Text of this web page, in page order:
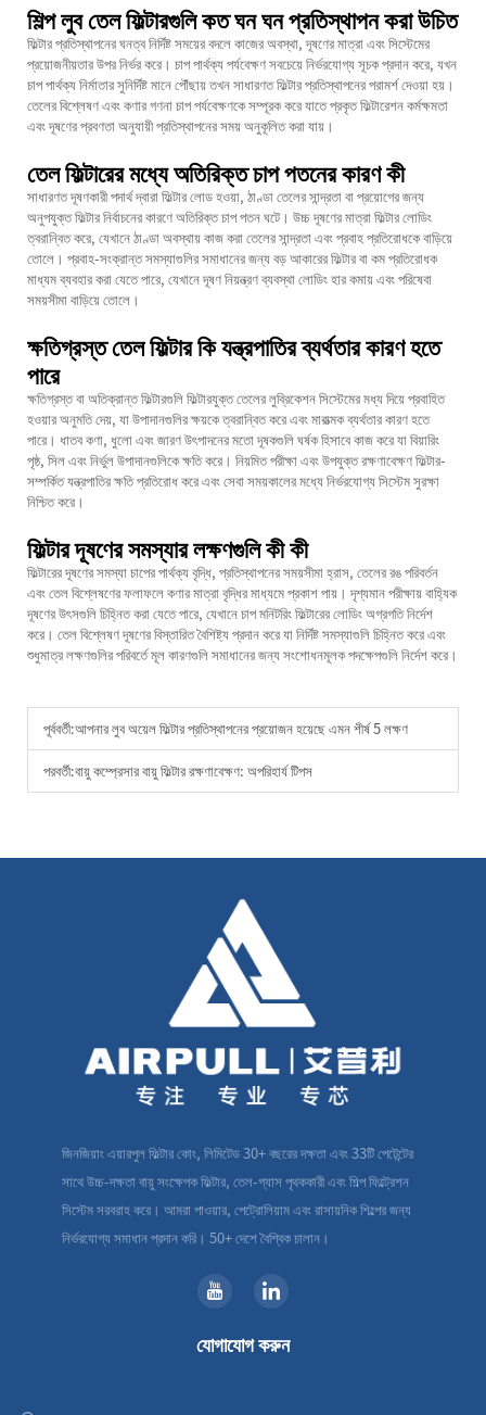
শিল্প লুব তেল ফিল্টারগুলি কত ঘন ঘন প্রতিস্থাপন করা উচিত
ফিল্টার প্রতিস্থাপনের ঘনত্ব নির্দিষ্ট সময়ের বদলে কাজের অবস্থা, দূষণের মাত্রা এবং সিস্টেমের
প্রয়োজনীয়তার উপর নির্ভর করে। চাপ পার্থক্য পর্যবেক্ষণ সবচেয়ে নির্ভরযোগ্য সূচক প্রদান করে, যখন
চাপ পার্থক্য নির্মাতার সুনির্দিষ্ট মানে পৌঁছায় তখন সাধারণত ফিল্টার প্রতিস্থাপনের পরামর্শ দেওয়া হয়।
তেলের বিশ্লেষণ এবং কণার গণনা চাপ পর্যবেক্ষণকে সম্পূরক করে যাতে প্রকৃত ফিল্টারেশন কর্মক্ষমতা
এবং দূষণের প্রবণতা অনুযায়ী প্রতিস্থাপনের সময় অনুকূলিত করা যায়।
তেল ফিল্টারের মধ্যে অতিরিক্ত চাপ পতনের কারণ কী
সাধারণত দূষণকারী পদার্থ দ্বারা ফিল্টার লোড হওয়া, ঠাণ্ডা তেলের সান্দ্রতা বা প্রয়োগের জন্য
অনুপযুক্ত ফিল্টার নির্বাচনের কারণে অতিরিক্ত চাপ পতন ঘটে। উচ্চ দূষণের মাত্রা ফিল্টার লোডিং
ত্বরান্বিত করে, যেখানে ঠাণ্ডা অবস্থায় কাজ করা তেলের সান্দ্রতা এবং প্রবাহ প্রতিরোধকে বাড়িয়ে
তোলে। প্রবাহ-সংক্রান্ত সমস্যাগুলির সমাধানের জন্য বড় আকারের ফিল্টার বা কম প্রতিরোধক
মাধ্যম ব্যবহার করা যেতে পারে, যেখানে দূষণ নিয়ন্ত্রণ ব্যবস্থা লোডিং হার কমায় এবং পরিষেবা
সময়সীমা বাড়িয়ে তোলে।
ক্ষতিগ্রস্ত তেল ফিল্টার কি যন্ত্রপাতির ব্যর্থতার কারণ হতে
পারে
ক্ষতিগ্রস্ত বা অতিক্রান্ত ফিল্টারগুলি ফিল্টারযুক্ত তেলের লুব্রিকেশন সিস্টেমের মধ্য দিয়ে প্রবাহিত
হওয়ার অনুমতি দেয়, যা উপাদানগুলির ক্ষয়কে ত্বরান্বিত করে এবং মারাত্মক ব্যর্থতার কারণ হতে
পারে। ধাতব কণা, ধুলো এবং জারণ উৎপাদনের মতো দূষকগুলি ঘর্ষক হিসাবে কাজ করে যা বিয়ারিং
পৃষ্ঠ, সিল এবং নির্ভুল উপাদানগুলিকে ক্ষতি করে। নিয়মিত পরীক্ষা এবং উপযুক্ত রক্ষণাবেক্ষণ ফিল্টার-
সম্পর্কিত যন্ত্রপাতির ক্ষতি প্রতিরোধ করে এবং সেবা সময়কালের মধ্যে নির্ভরযোগ্য সিস্টেম সুরক্ষা
নিশ্চিত করে।
ফিল্টার দূষণের সমস্যার লক্ষণগুলি কী কী
ফিল্টারের দূষণের সমস্যা চাপের পার্থক্য বৃদ্ধি, প্রতিস্থাপনের সময়সীমা হ্রাস, তেলের রঙ পরিবর্তন
এবং তেল বিশ্লেষণের ফলাফলে কণার মাত্রা বৃদ্ধির মাধ্যমে প্রকাশ পায়। দৃশ্যমান পরীক্ষায় বাহ্যিক
দূষণের উৎসগুলি চিহ্নিত করা যেতে পারে, যেখানে চাপ মনিটরিং ফিল্টারের লোডিং অগ্রগতি নির্দেশ
করে। তেল বিশ্লেষণ দূষণের বিস্তারিত বৈশিষ্ট্য প্রদান করে যা নির্দিষ্ট সমস্যাগুলি চিহ্নিত করে এবং
শুধুমাত্র লক্ষণগুলির পরিবর্তে মূল কারণগুলি সমাধানের জন্য সংশোধনমূলক পদক্ষেপগুলি নির্দেশ করে।
পূর্ববর্তী:আপনার লুব অয়েল ফিল্টার প্রতিস্থাপনের প্রয়োজন হয়েছে এমন শীর্ষ 5 লক্ষণ
পরবর্তী:বায়ু কম্প্রেসার বায়ু ফিল্টার রক্ষণাবেক্ষণ: অপরিহার্য টিপস
জিনজিয়াং এয়ারপুল ফিল্টার কোং, লিমিটেড 30+ বছরের দক্ষতা এবং 33টি পেটেন্টের
সাথে উচ্চ-দক্ষতা বায়ু সংক্ষেপক ফিল্টার, তেল-গ্যাস পৃথককারী এবং শিল্প ফিল্ট্রেশন
সিস্টেম সরবরাহ করে। আমরা পাওয়ার, পেট্রোলিয়াম এবং রাসায়নিক শিল্পের জন্য
নির্ভরযোগ্য সমাধান প্রদান করি। 50+ দেশে বৈশ্বিক চালান।
যোগাযোগ করুন